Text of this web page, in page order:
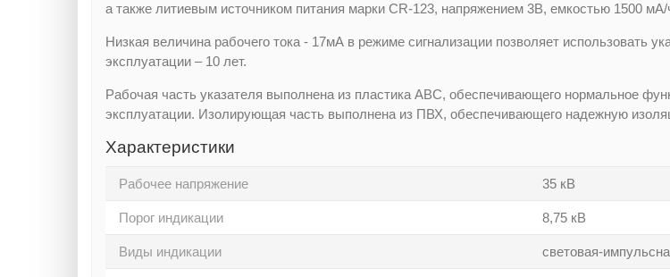
а также литиевым источником питания марки CR-123, напряжением 3В, емкостью 1500 мА/
Низкая величина рабочего тока - 17мА в режиме сигнализации позволяет использовать
эксплуатации – 10 лет.
Рабочая часть указателя выполнена из пластика ABC, обеспечивающего нормальное
эксплуатации. Изолирующая часть выполнена из ПВХ, обеспечивающего надежную
Характеристики
Рабочее напряжение 35 кВ
Порог индикации 8,75 кВ
Виды индикации световая-